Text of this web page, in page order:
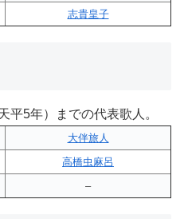
志貴皇子
平5年）までの代表歌人。
大伴旅人
高橋虫麻呂
–